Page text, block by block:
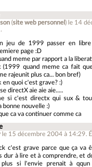
(site web personnel ) le 14
.
jeu de 1999 passer en libre
page :D
meme par rapport a la
(1999 quand meme ca fait
rajeunit plus ca... bon bref)
en quoi c'est grave? :)
directX aie aie aie.....
si c'est directx qui sux &
bonne nouvelle :)
ca va continuer comme ca
le 15 décembre 2004 à 14:29.
c'est grave parce que ça va
dur à lire et à comprendre, et
plus si l'envie prenait à qqun